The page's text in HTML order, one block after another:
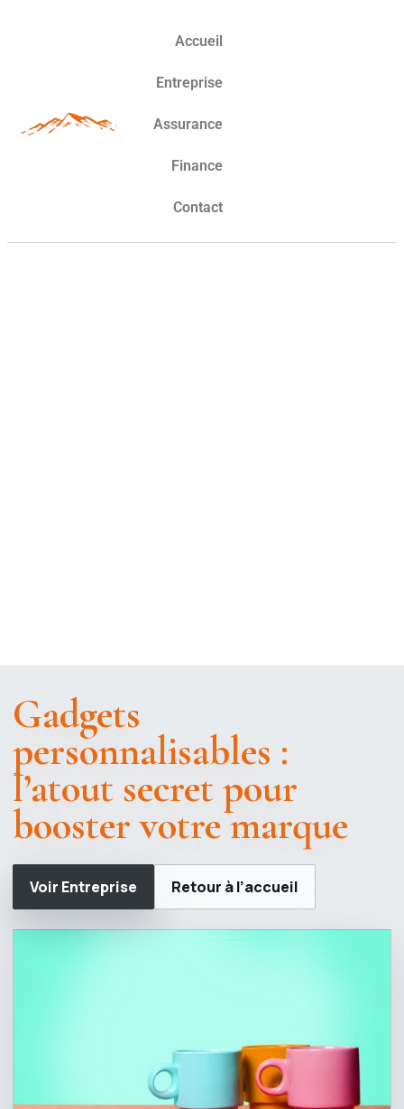
Accueil
Entreprise
Assurance
Finance
Contact
Gadgets
personnalisables :
l’atout secret pour
booster votre marque
Voir Entreprise Retour à l’accueil